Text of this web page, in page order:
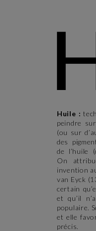
Huile :
peindre
(ou sur
des
de l’huile
On
invention
van Eyck
certain
et qu’il
populaire.
et elle
précis.